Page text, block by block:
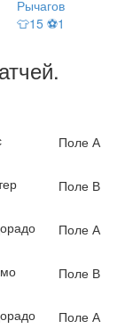
Рычагов
👕15 ⚽1
.
Поле А
Поле В
Поле А
Поле В
Поле А